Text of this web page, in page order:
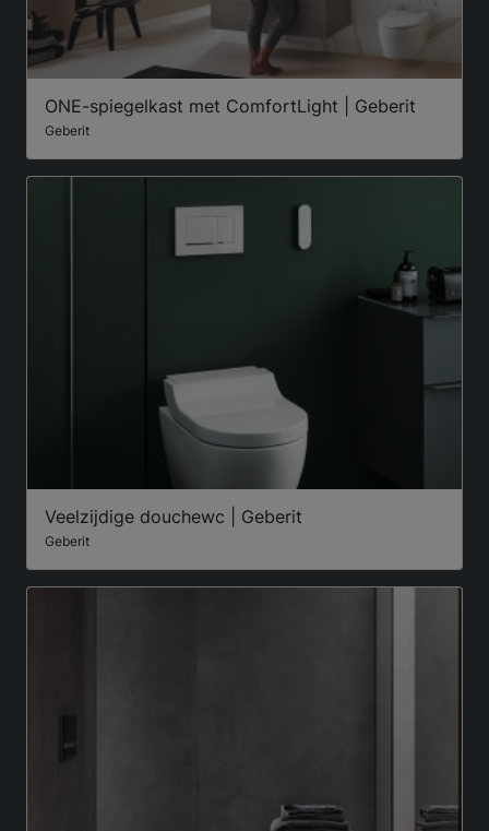
ONE-spiegelkast met ComfortLight | Geberit
Geberit
Veelzijdige douchewc | Geberit
Geberit